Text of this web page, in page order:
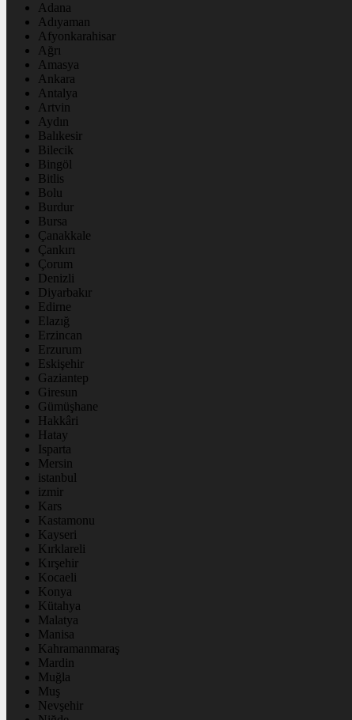
Adana
Adıyaman
Afyonkarahisar
Ağrı
Amasya
Ankara
Antalya
Artvin
Aydın
Balıkesir
Bilecik
Bingöl
Bitlis
Bolu
Burdur
Bursa
Çanakkale
Çankırı
Çorum
Denizli
Diyarbakır
Edirne
Elazığ
Erzincan
Erzurum
Eskişehir
Gaziantep
Giresun
Gümüşhane
Hakkâri
Hatay
Isparta
Mersin
istanbul
izmir
Kars
Kastamonu
Kayseri
Kırklareli
Kırşehir
Kocaeli
Konya
Kütahya
Malatya
Manisa
Kahramanmaraş
Mardin
Muğla
Muş
Nevşehir